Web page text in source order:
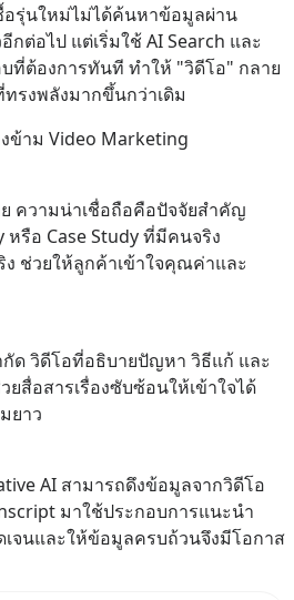
อรุ่นใหม่ไม่ได้ค้นหาข้อมูลผ่าน
กต่อไป แต่เริ่มใช้ AI Search และ
ที่ต้องการทันที ทำให้ "วิดีโอ" กลาย
รงพลังมากขึ้นกว่าเดิม
ข้าม Video Marketing
ความน่าเชื่อถือคือปัจจัยสำคัญ
รือ Case Study ที่มีคนจริง
ช่วยให้ลูกค้าเข้าใจคุณค่าและ
ด วิดีโอที่อธิบายปัญหา วิธีแก้ และ
สื่อสารเรื่องซับซ้อนให้เข้าใจได้
ยาว
AI สามารถดึงข้อมูลจากวิดีโอ
มาใช้ประกอบการแนะนำ
จนและให้ข้อมูลครบถ้วนจึงมีโอกาส